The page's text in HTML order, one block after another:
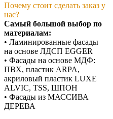
Почему стоит сделать заказ у
нас?
Самый большой выбор по
материалам:
• Ламинированные фасады
на основе ЛДСП EGGER
• Фасады на основе МДФ:
ПВХ, пластик ARPA,
акриловый пластик LUXE
ALVIC, TSS, ШПОН
• Фасады из МАССИВА
ДЕРЕВА